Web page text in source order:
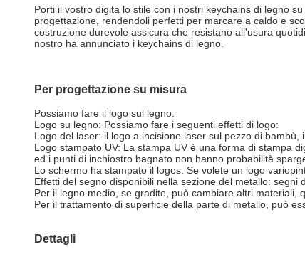
Porti il vostro digita lo stile con i nostri keychains di legno
progettazione, rendendoli perfetti per marcare a caldo e
costruzione durevole assicura che resistano all'usura
nostro ha annunciato i keychains di legno.
Per progettazione su misura
Possiamo fare il logo sul legno.
Logo su legno: Possiamo fare i seguenti effetti di logo:
Logo del laser: il logo a incisione laser sul pezzo di
Logo stampato UV: La stampa UV è una forma di stampa
ed i punti di inchiostro bagnato non hanno probabilità
Lo schermo ha stampato il logos: Se volete un logo
Effetti del segno disponibili nella sezione del metallo:
Per il legno medio, se gradite, può cambiare altri materiali,
Per il trattamento di superficie della parte di metallo, può
Dettagli